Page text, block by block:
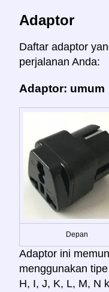
Adaptor
Daftar adaptor
perjalanan Anda:
Adaptor: umum
Depan
Adaptor ini
menggunakan
H, I, J, K, L, M, N